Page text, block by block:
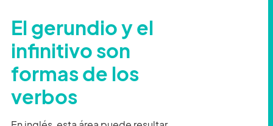
El gerundio y el
infinitivo son
formas de los
verbos